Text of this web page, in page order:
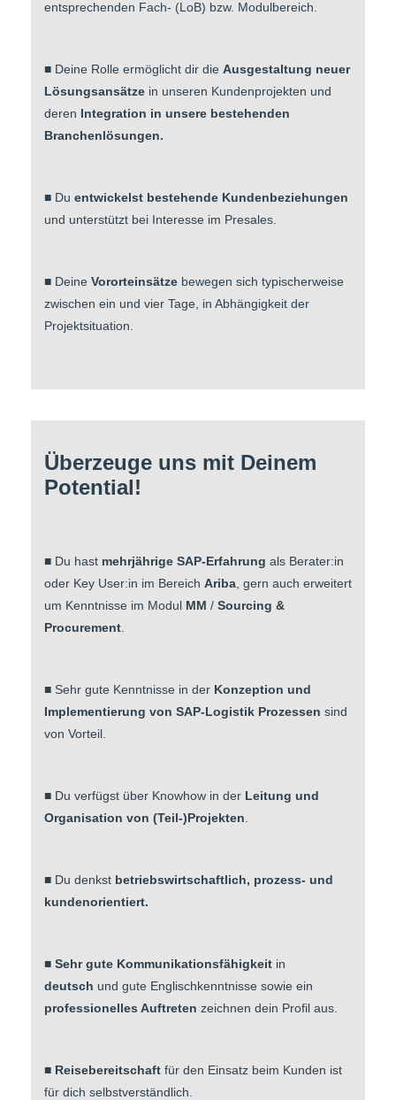
entsprechenden Fach- (LoB) bzw. Modulbereich.
■ Deine Rolle ermöglicht dir die Ausgestaltung neuer
Lösungsansätze in unseren Kundenprojekten und
deren Integration in unsere bestehenden
Branchenlösungen.
■ Du entwickelst bestehende Kundenbeziehungen
und unterstützt bei Interesse im Presales.
■ Deine Vororteinsätze bewegen sich typischerweise
zwischen ein und vier Tage, in Abhängigkeit der
Projektsituation.
Überzeuge uns mit Deinem
Potential!
■ Du hast mehrjährige SAP-Erfahrung als Berater:in
oder Key User:in im Bereich Ariba , gern auch erweitert
um Kenntnisse im Modul MM / Sourcing &
Procurement
■ Sehr gute Kenntnisse in der Konzeption und
Implementierung von SAP-Logistik Prozessen sind
von Vorteil.
■ Du verfügst über Knowhow in der Leitung und
Organisation von (Teil-)Projekten
■ Du denkst betriebswirtschaftlich, prozess- und
kundenorientiert.
■ Sehr gute Kommunikationsfähigkeit in
deutsch und gute Englischkenntnisse sowie ein
professionelles Auftreten zeichnen dein Profil aus.
■ Reisebereitschaft für den Einsatz beim Kunden ist
für dich selbstverständlich.